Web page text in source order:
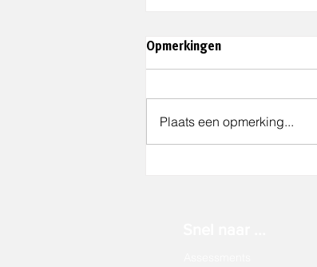
Opmerkingen
Plaats een opmerking...